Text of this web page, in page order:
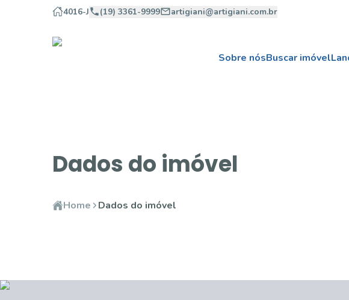
4016-J (19) 3361-9999 artigiani@artigiani.com.br
Sobre nósBuscar imóvel
Dados do imóvel
Home Dados do imóvel